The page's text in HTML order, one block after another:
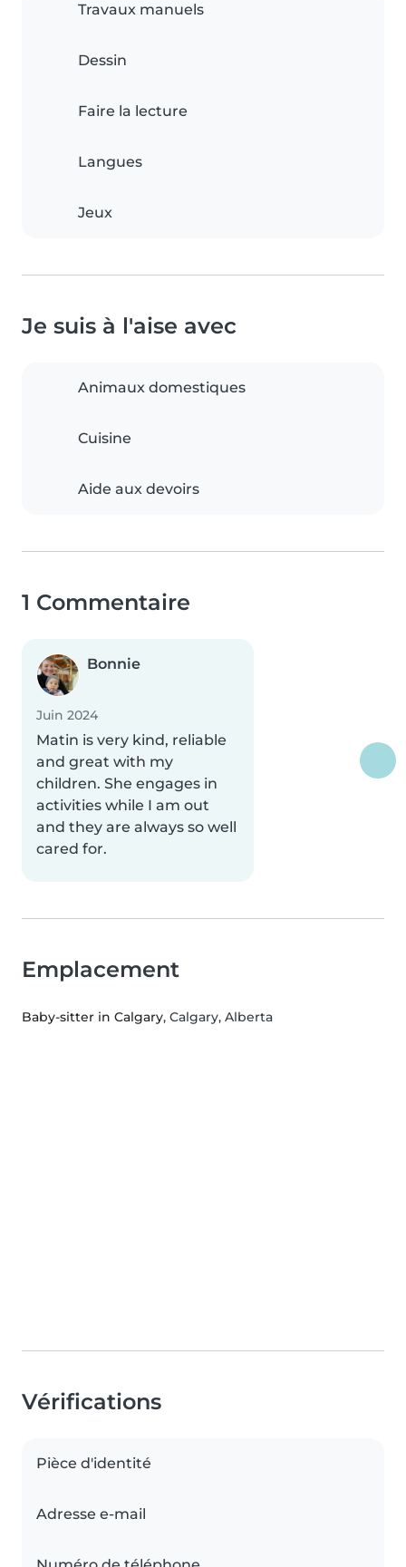
Travaux manuels
Dessin
Faire la lecture
Langues
Jeux
Je suis à l'aise avec
Animaux domestiques
Cuisine
Aide aux devoirs
1 Commentaire
Bonnie
Juin 2024
Matin is very kind, reliable
and great with my
children. She engages in
activities while I am out
and they are always so well
cared for.
Emplacement
Baby-sitter in Calgary, Calgary, Alberta
Vérifications
Pièce d'identité
Adresse e-mail